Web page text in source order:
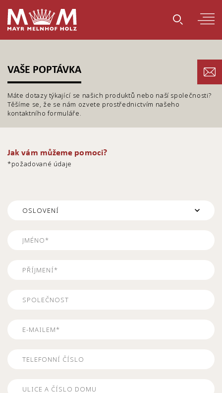
VAŠE POPTÁVKA
Máte dotazy týkající se našich produktů nebo naší společnosti?
Těšíme se, že se nám ozvete prostřednictvím našeho
kontaktního formuláře.
Jak vám můžeme pomoci?
*požadované údaje